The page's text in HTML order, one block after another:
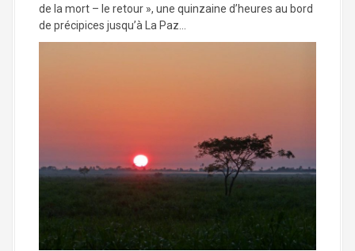
de la mort – le retour », une quinzaine d’heures au bord
de précipices jusqu’à La Paz…